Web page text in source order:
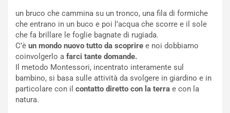
un bruco che cammina su un tronco, una fila di formiche
che entrano in un buco e poi l’acqua che scorre e il sole
che fa brillare le foglie bagnate di rugiada.
C’è un mondo nuovo tutto da scoprire e noi dobbiamo
coinvolgerlo a farci tante domande.
Il metodo Montessori, incentrato interamente sul
bambino, si basa sulle attività da svolgere in giardino e in
particolare con il contatto diretto con la terra e con la
natura.